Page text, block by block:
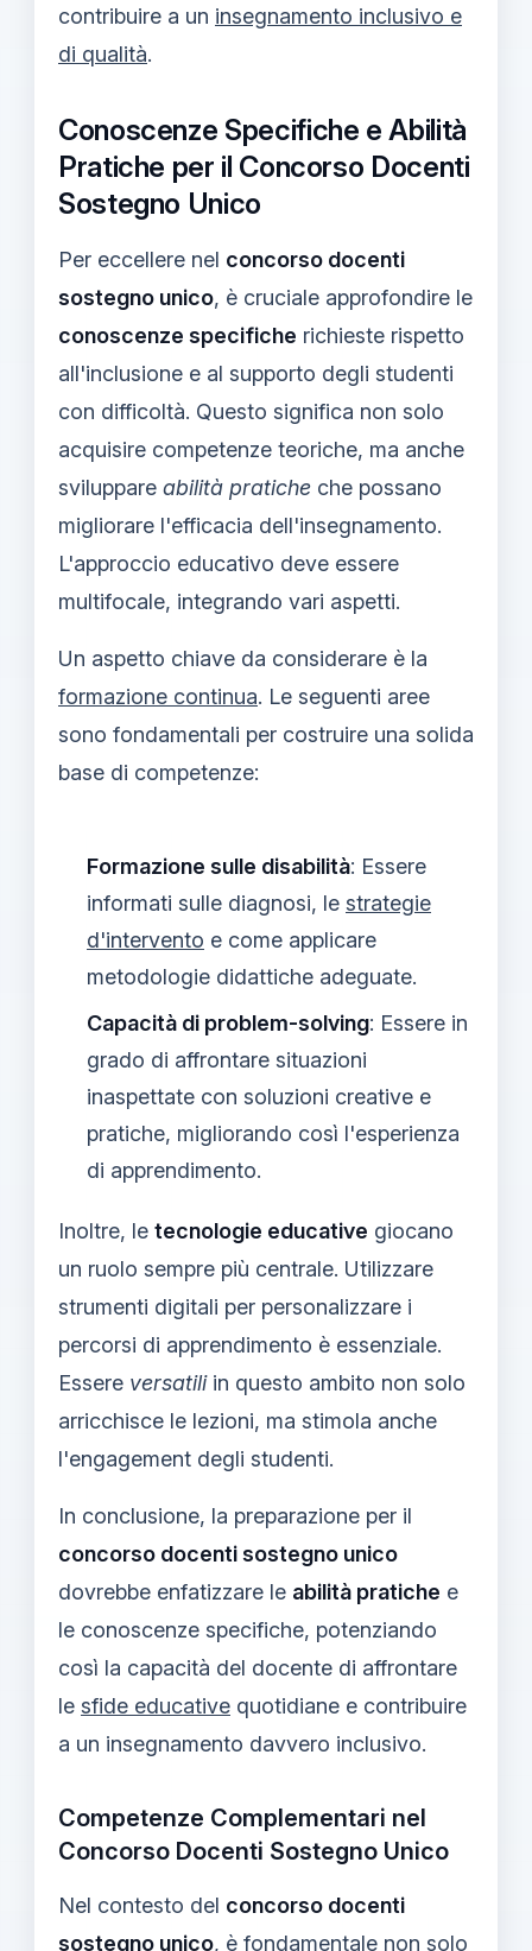
contribuire a un insegnamento inclusivo e
di qualità.
Conoscenze Specifiche e Abilità
Pratiche per il Concorso Docenti
Sostegno Unico
Per eccellere nel concorso docenti
sostegno unico, è cruciale approfondire le
conoscenze specifiche richieste rispetto
all'inclusione e al supporto degli studenti
con difficoltà. Questo significa non solo
acquisire competenze teoriche, ma anche
sviluppare abilità pratiche che possano
migliorare l'efficacia dell'insegnamento.
L'approccio educativo deve essere
multifocale, integrando vari aspetti.
Un aspetto chiave da considerare è la
formazione continua. Le seguenti aree
sono fondamentali per costruire una solida
base di competenze:
Formazione sulle disabilità: Essere
informati sulle diagnosi, le strategie
d'intervento e come applicare
metodologie didattiche adeguate.
Capacità di problem-solving: Essere in
grado di affrontare situazioni
inaspettate con soluzioni creative e
pratiche, migliorando così l'esperienza
di apprendimento.
Inoltre, le tecnologie educative giocano
un ruolo sempre più centrale. Utilizzare
strumenti digitali per personalizzare i
percorsi di apprendimento è essenziale.
Essere versatiliin questo ambito non solo
arricchisce le lezioni, ma stimola anche
l'engagement degli studenti.
In conclusione, la preparazione per il
concorso docenti sostegno unico
dovrebbe enfatizzare le abilità pratiche e
le conoscenze specifiche, potenziando
così la capacità del docente di affrontare
le sfide educative quotidiane e contribuire
a un insegnamento davvero inclusivo.
Competenze Complementari nel
Concorso Docenti Sostegno Unico
Nel contesto del concorso docenti
sostegno unico, è fondamentale non solo